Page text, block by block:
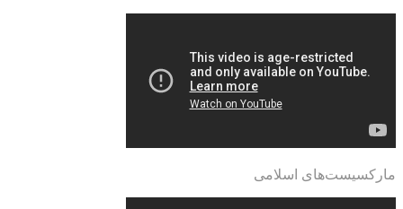
مارکسیست‌های اسلامی